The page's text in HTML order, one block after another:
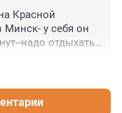
Красной
у себя он
надо отдыхать